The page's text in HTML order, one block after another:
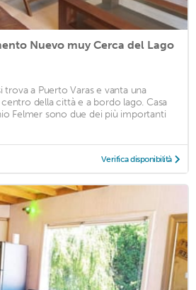
Nuevo muy Cerca del Lago
a Puerto Varas e vanta una
della città e a bordo lago. Casa
Felmer sono due dei più importanti
Verifica disponibilità